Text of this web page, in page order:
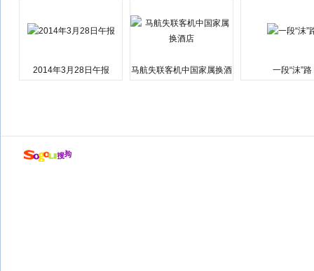
2014年3月28日午报
马航失联客机中国家属换酒
一段“沫”路